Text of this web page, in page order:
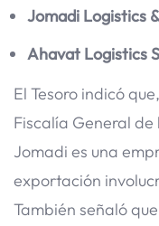
Jomadi Logistics
Ahavat Logistics
El Tesoro indicó
Fiscalía General de
Jomadi es una
exportación
También señaló